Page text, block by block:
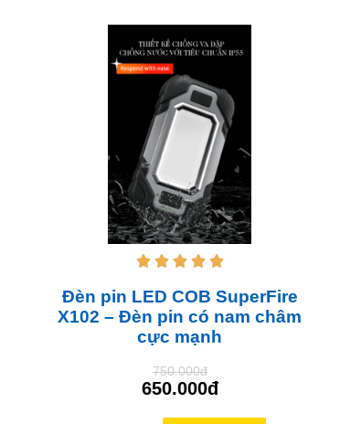
    
Đèn pin LED COB SuperFire
X102 – Đèn pin có nam châm
cực mạnh
750.000đ
650.000đ